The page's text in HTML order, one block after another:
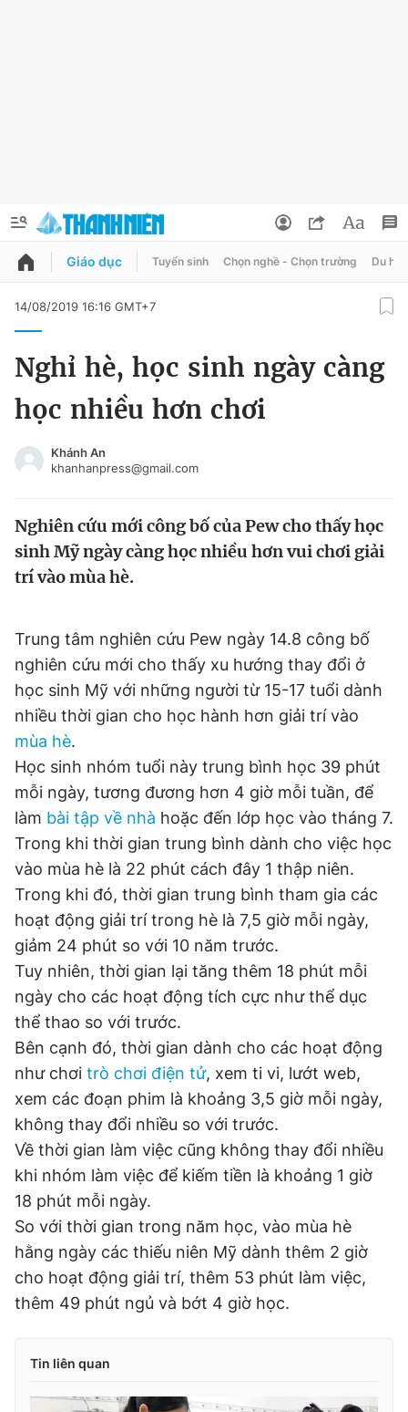
QUẢNG CÁO ĐẶT BÁO
Chuyên mục
Chào ngày mới
Tin thị trường Tin 360
Video
Sản phẩm khác
Tiện ích Bạn cần biết
Thông tin tòa soạn
Đọc Thanh Niên trên điện thoại
Theo dõi báo trên
Hotline
0906 645 777
Liên hệ quảng cáo
0908 780 404
Quảng cáo Tòa soạn Chính sách bảo
Tổng biên tập: Nguyễn Ngọc Toàn
Phó tổng biên tập thường trực: Hải Thành
Phó tổng biên tập: Lâm Hiếu Dũng
Phó tổng biên tập: Trần Việt Hưng
Tổng thư ký tòa soạn: Đức Trung
Giấy phép xuất bản số 110/GP - BTTTT cấp ngày 24.3.2020
© 2003-2026 Bản quyền thuộc về Báo Thanh Niên. Cấm sao
chép dưới mọi hình thức nếu không có sự chấp thuận bằng văn
bản. Phát triển bởi ePi Technologies, JSC.
Đổi mật khẩu
Tin đã lưu
Tin đã xem
Giáo dục Tuyển sinh Chọn nghề - Chọn trường Du học
14/08/2019 16:16 GMT+7
Nghỉ hè, học sinh ngày càng
học nhiều hơn chơi
Khánh An
khanhanpress@gmail.com
Nghiên cứu mới công bố của Pew cho thấy học
sinh Mỹ ngày càng học nhiều hơn vui chơi giải
trí vào mùa hè.
Trung tâm nghiên cứu Pew ngày 14.8 công bố
nghiên cứu mới cho thấy xu hướng thay đổi ở
học sinh Mỹ với những người từ 15-17 tuổi dành
nhiều thời gian cho học hành hơn giải trí vào
mùa hè.
Học sinh nhóm tuổi này trung bình học 39 phút
mỗi ngày, tương đương hơn 4 giờ mỗi tuần, để
làm bài tập về nhà hoặc đến lớp học vào tháng 7.
Trong khi thời gian trung bình dành cho việc học
vào mùa hè là 22 phút cách đây 1 thập niên.
Trong khi đó, thời gian trung bình tham gia các
hoạt động giải trí trong hè là 7,5 giờ mỗi ngày,
giảm 24 phút so với 10 năm trước.
Tuy nhiên, thời gian lại tăng thêm 18 phút mỗi
ngày cho các hoạt động tích cực như thể dục
thể thao so với trước.
Bên cạnh đó, thời gian dành cho các hoạt động
như chơi trò chơi điện tử, xem ti vi, lướt web,
xem các đoạn phim là khoảng 3,5 giờ mỗi ngày,
không thay đổi nhiều so với trước.
Về thời gian làm việc cũng không thay đổi nhiều
khi nhóm làm việc để kiếm tiền là khoảng 1 giờ
18 phút mỗi ngày.
So với thời gian trong năm học, vào mùa hè
hằng ngày các thiếu niên Mỹ dành thêm 2 giờ
cho hoạt động giải trí, thêm 53 phút làm việc,
thêm 49 phút ngủ và bớt 4 giờ học.
Tin liên quan